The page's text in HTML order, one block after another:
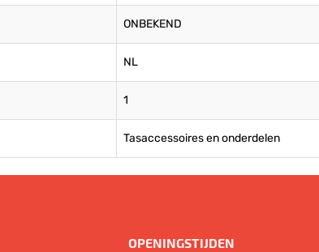
ONBEKEND
NL
1
Tasaccessoires en onderdelen
OPENINGSTIJDEN